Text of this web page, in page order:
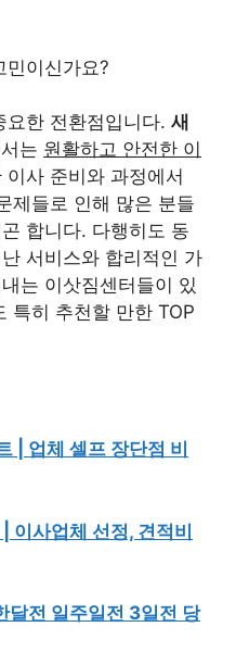
민이신가요?
요한 전환점입니다. 새
는 원활하고 안전한 이
사 준비와 과정에서
제들로 인해 많은 분들
합니다. 다행히도 동
서비스와 합리적인 가
는 이삿짐센터들이 있
특히 추천할 만한 TOP
| 업체 셀프 장단점 비
이사업체 선정, 견적비
달전 일주일전 3일전 당